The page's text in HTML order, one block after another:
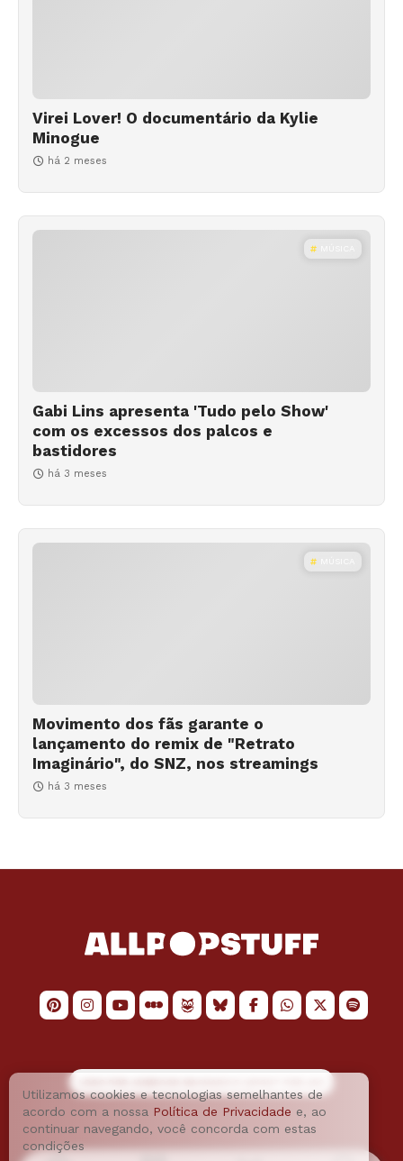
Virei Lover! O documentário da Kylie
Minogue
há 2 meses
Gabi Lins apresenta 'Tudo pelo Show'
com os excessos dos palcos e
bastidores
há 3 meses
Movimento dos fãs garante o
lançamento do remix de "Retrato
Imaginário", do SNZ, nos streamings
há 3 meses
Utilizamos cookies e tecnologias semelhantes de
acordo com a nossa Política de Privacidade e, ao
continuar navegando, você concorda com estas
condições